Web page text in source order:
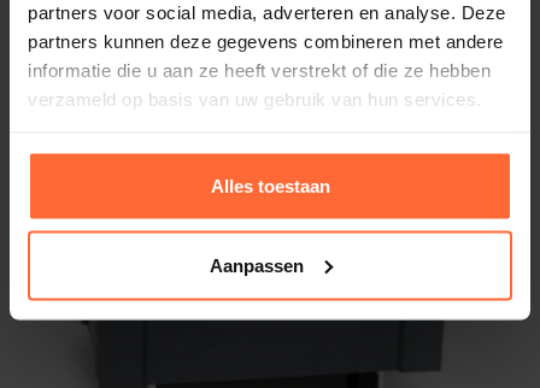
partners voor social media, adverteren en analyse. Deze
partners kunnen deze gegevens combineren met andere
informatie die u aan ze heeft verstrekt of die ze hebben
verzameld op basis van uw gebruik van hun services.
Alles toestaan
Aanpassen